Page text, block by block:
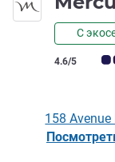
С
Примечание:
4.6/5
158